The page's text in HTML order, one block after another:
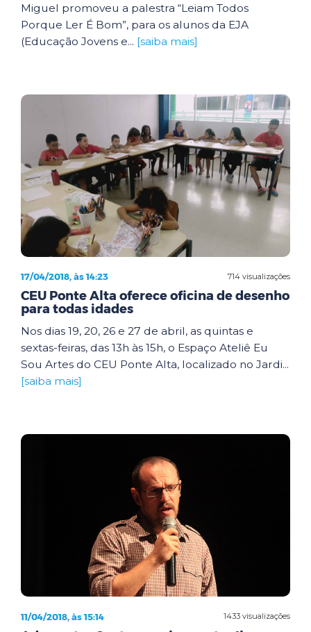
Miguel promoveu a palestra “Leiam Todos
Porque Ler É Bom”, para os alunos da EJA
(Educação Jovens e... [saiba mais]
714 visualizações
17/04/2018, às 14:23
CEU Ponte Alta oferece oficina de desenho
para todas idades
Nos dias 19, 20, 26 e 27 de abril, as quintas e
sextas-feiras, das 13h às 15h, o Espaço Ateliê Eu
Sou Artes do CEU Ponte Alta, localizado no Jardi...
[saiba mais]
1433 visualizações
11/04/2018, às 15:14